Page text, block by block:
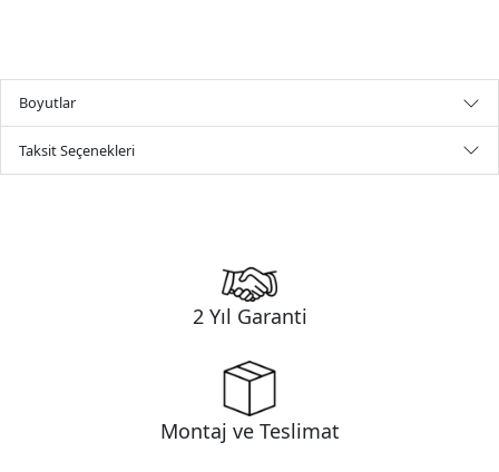
Boyutlar
Taksit Seçenekleri
2 Yıl Garanti
Montaj ve Teslimat